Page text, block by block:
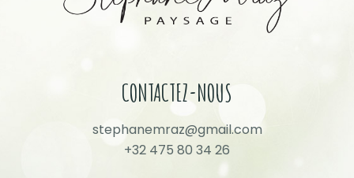
CONTACTEZ-NOUS
stephanemraz@gmail.com
+32 475 80 34 26